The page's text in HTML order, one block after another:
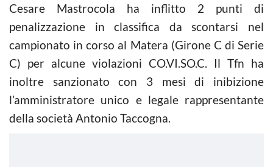
Cesare Mastrocola ha inflitto 2 punti di
penalizzazione in classifica da scontarsi nel
campionato in corso al Matera (Girone C di Serie
C) per alcune violazioni CO.VI.SO.C. Il Tfn ha
inoltre sanzionato con 3 mesi di inibizione
l’amministratore unico e legale rappresentante
della società Antonio Taccogna.